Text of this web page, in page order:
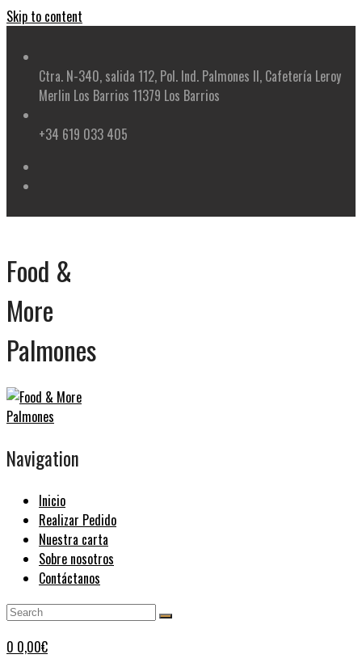
Skip to content
Ctra. N-340, salida 112, Pol. Ind. Palmones II, Cafetería Leroy
Merlin Los Barrios 11379 Los Barrios
+34 619 033 405
Food &
More
Palmones
Navigation
Inicio
Realizar Pedido
Nuestra carta
Sobre nosotros
Contáctanos
0 0,00€